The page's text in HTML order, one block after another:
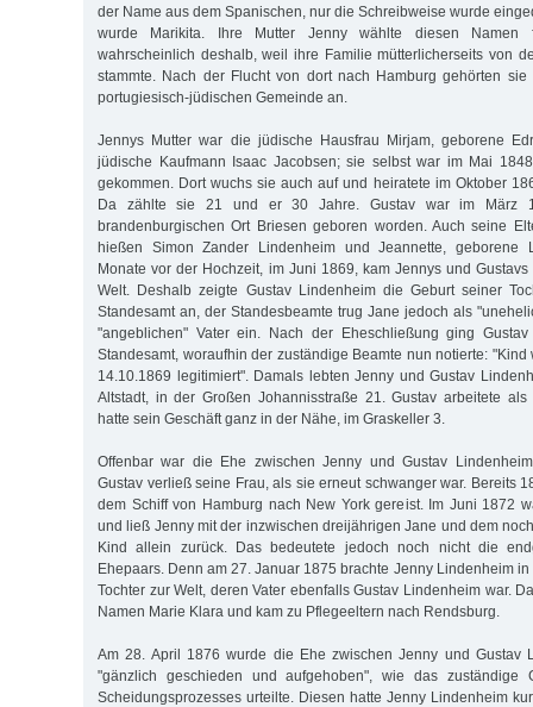
der Name aus dem Spanischen, nur die Schreibweise wurde
wurde Marikita. Ihre Mutter Jenny wählte diesen
wahrscheinlich deshalb, weil ihre Familie mütterlicherseits von
stammte. Nach der Flucht von dort nach Hamburg gehörten
portugiesisch-jüdischen Gemeinde an.
Jennys Mutter war die jüdische Hausfrau Mirjam, geborene
jüdische Kaufmann Isaac Jacobsen; sie selbst war im Mai
gekommen. Dort wuchs sie auch auf und heiratete im Oktober
Da zählte sie 21 und er 30 Jahre. Gustav war im März
brandenburgischen Ort Briesen geboren worden. Auch seine
hießen Simon Zander Lindenheim und Jeannette, geborene
Monate vor der Hochzeit, im Juni 1869, kam Jennys und
Welt. Deshalb zeigte Gustav Lindenheim die Geburt seiner
Standesamt an, der Standesbeamte trug Jane jedoch als
"angeblichen" Vater ein. Nach der Eheschließung ging
Standesamt, woraufhin der zuständige Beamte nun notierte:
14.10.1869 legitimiert". Damals lebten Jenny und Gustav
Altstadt, in der Großen Johannisstraße 21. Gustav arbeitete als
hatte sein Geschäft ganz in der Nähe, im Graskeller 3.
Offenbar war die Ehe zwischen Jenny und Gustav
Gustav verließ seine Frau, als sie erneut schwanger war. Bereits
dem Schiff von Hamburg nach New York gereist. Im Juni 1872
und ließ Jenny mit der inzwischen dreijährigen Jane und dem
Kind allein zurück. Das bedeutete jedoch noch nicht die
Ehepaars. Denn am 27. Januar 1875 brachte Jenny Lindenheim
Tochter zur Welt, deren Vater ebenfalls Gustav Lindenheim war.
Namen Marie Klara und kam zu Pflegeeltern nach Rendsburg.
Am 28. April 1876 wurde die Ehe zwischen Jenny und Gustav
"gänzlich geschieden und aufgehoben", wie das zuständige
Scheidungsprozesses urteilte. Diesen hatte Jenny Lindenheim